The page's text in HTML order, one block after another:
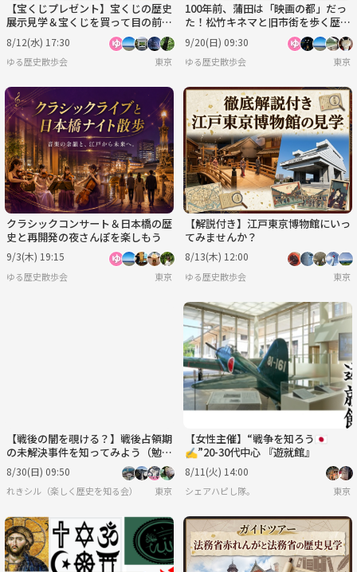
【宝くじプレゼント】宝くじの歴史
展示見学＆宝くじを買って目の前で
抽せんを観覧しよう！
8/12(水) 17:30
ゆる歴史散歩会 東京
100年前、蒲田は「映画の都」だっ
た！松竹キネマと旧市街を歩く歴史
散歩と都内唯一の屋上観覧車
9/20(日) 09:30
ゆる歴史散歩会 東京
クラシックコンサート＆日本橋の歴
史と再開発の夜さんぽを楽しもう
9/3(木) 19:15
ゆる歴史散歩会 東京
【解説付き】江戸東京博物館にいっ
てみませんか？
8/13(木) 12:00
ゆる歴史散歩会 東京
【戦後の闇を覗ける？】戦後占領期
の未解決事件を知ってみよう（勉強
会）
8/30(日) 09:50
れきシル（楽しく歴史を知る会） 東京
【女性主催】“戦争を知ろう🇯🇵
✍️”20-30代中心 『遊就館』
8/11(火) 14:00
シェアハピし隊。 東京